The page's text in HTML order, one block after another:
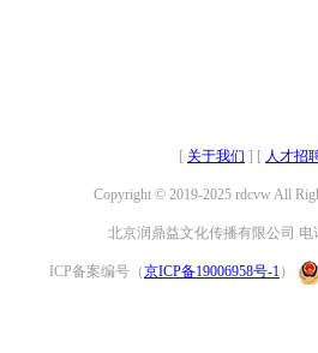
[ 关于我们 ] [ 人才招
Copyright © 2019-2025 rdcvw All
北京润鼎益文化传播有限公司 电
ICP备案编号（京ICP备19006958号-1 ）